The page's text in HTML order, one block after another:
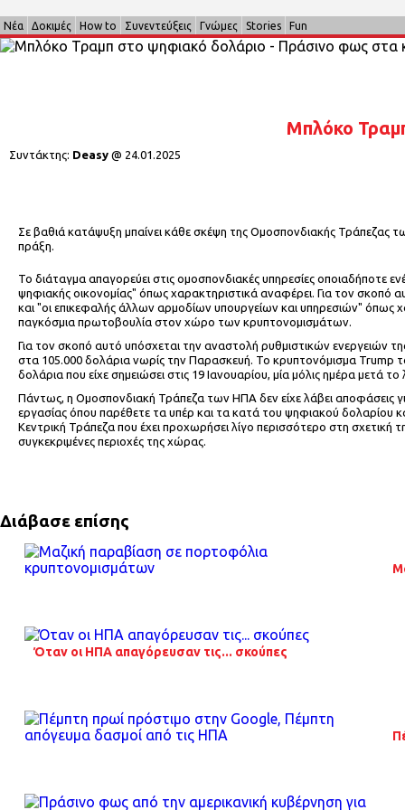
Νέα Δοκιμές How to Συνεντεύξεις Γνώμες Stories Fun
Μπλόκο
Συντάκτης: Deasy @ 24.01.2025
Σε βαθιά κατάψυξη μπαίνει κάθε σκέψη της Ομοσπονδιακής
πράξη.
Το διάταγμα απαγορεύει στις ομοσπονδιακές υπηρεσίες οποιαδήποτε
ψηφιακής οικονομίας" όπως χαρακτηριστικά αναφέρει. Για τον
και "οι επικεφαλής άλλων αρμοδίων υπουργείων και υπηρεσιών" όπως
παγκόσμια πρωτοβουλία στον χώρο των κρυπτονομισμάτων.
Για τον σκοπό αυτό υπόσχεται την αναστολή ρυθμιστικών ενεργειών
στα 105.000 δολάρια νωρίς την Παρασκευή. Το κρυπτονόμισμα Trump
δολάρια που είχε σημειώσει στις 19 Ιανουαρίου, μία μόλις ημέρα μετά
Πάντως, η Ομοσπονδιακή Τράπεζα των ΗΠΑ δεν είχε λάβει αποφάσεις
εργασίας όπου παρέθετε τα υπέρ και τα κατά του ψηφιακού δολαρίου
Κεντρική Τράπεζα που έχει προχωρήσει λίγο περισσότερο στη
συγκεκριμένες περιοχές της χώρας.
Διάβασε επίσης
Όταν οι ΗΠΑ απαγόρευσαν τις... σκούπες